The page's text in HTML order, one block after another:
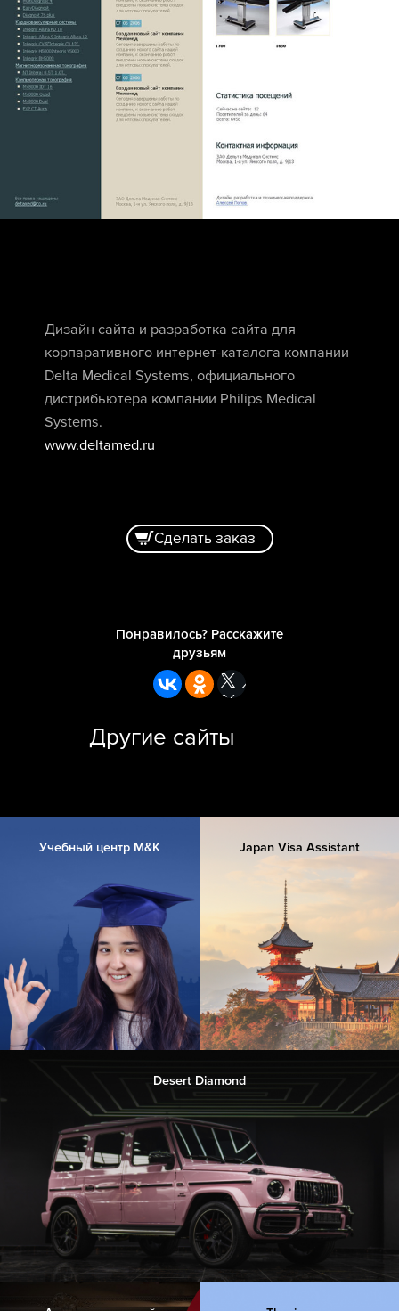
Дизайн сайта и разработка сайта для
корпаративного интернет-каталога компании
Delta Medical Systems, официального
дистрибьютера компании Philips Medical
Systems.
www.deltamed.ru
Сделать заказ
Понравилось? Расскажите
друзьям
Другие сайты
Учебный центр M&K
Desert Diamond
Japan Visa Assistant